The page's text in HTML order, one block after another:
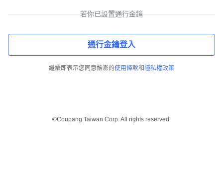
若你已設置通行金鑰
通行金鑰登入
繼續即表示您同意酷澎的使用條款和 隱私權政策
©Coupang Taiwan Corp. All rights reserved.